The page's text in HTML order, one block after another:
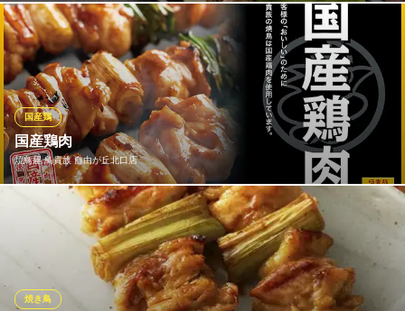
東急東横線自由が丘駅正面口・北口 徒歩5分
東京都目黒区自由が丘1-2-15 くちビル1F
厳選された鶏肉のみを使用し、絶妙な火加減でじっくりと焼き上
げる当店の焼き鳥は一味違います。その香ばしさとジューシーな
味わいは、一度食べたら忘れられません。
焼き鳥とおでん 串炊きや 大岡山店
焼き鳥とおでんのお店
東急大井町線大岡山駅 徒歩1分
東京都大田区北千束1-45-11 風月堂ビル2F
国産鶏肉
焼鳥屋 鳥貴族 自由が丘北口店
国産鶏
おいしい焼鳥は鮮度が大事。価格・味わいともに 満足いただける
焼鳥を追求した結果、 鳥貴族の焼鳥は国産鶏肉を使用しておりま
焼鳥屋 鳥貴族 自由が丘北口店
焼き鳥